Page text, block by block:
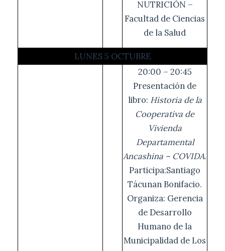
NUTRICIÓN –
Facultad de Ciencias
de la Salud
LUNES 5 OCTUBRE
20:00 – 20:45
Presentación de
libro: Historia de la
Cooperativa de
Vivienda
Departamental
Ancashina – COVIDA.
Participa:Santiago
Tácunan Bonifacio.
Organiza: Gerencia
de Desarrollo
Humano de la
Municipalidad de Los